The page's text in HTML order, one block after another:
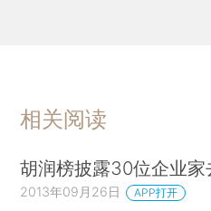
相关阅读
胡润榜披露30位企业
2013年09月26日 APP打开